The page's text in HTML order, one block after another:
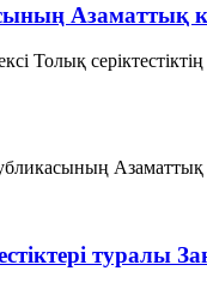
Азаматтық
Толық
туралы